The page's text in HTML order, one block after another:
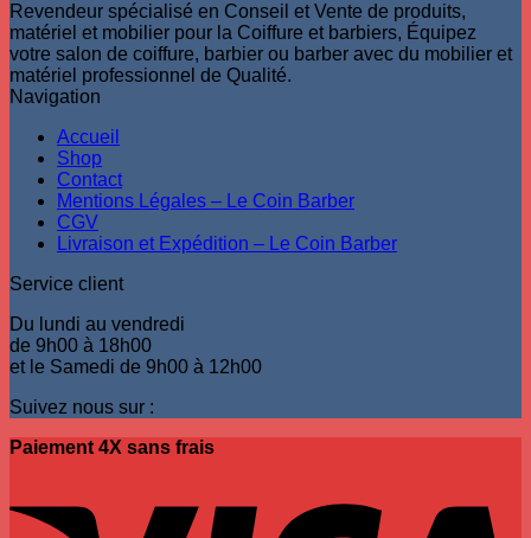
Revendeur spécialisé en Conseil et Vente de produits,
matériel et mobilier pour la Coiffure et barbiers, Équipez
votre salon de coiffure, barbier ou barber avec du mobilier et
matériel professionnel de Qualité.
Navigation
Accueil
Shop
Contact
Mentions Légales – Le Coin Barber
CGV
Livraison et Expédition – Le Coin Barber
Service client
Du lundi au vendredi
de 9h00 à 18h00
et le Samedi de 9h00 à 12h00
Suivez nous sur :
Paiement 4X sans frais